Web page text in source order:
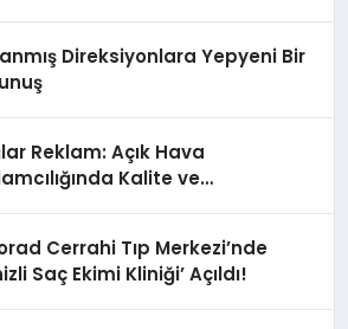
Direksiyonlara Yepyeni Bir
Reklam: Açık Hava
Kalite ve
Cerrahi Tıp Merkezi’nde
Saç Ekimi Kliniği’ Açıldı!